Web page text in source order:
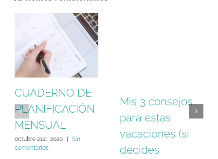
CUADERNO DE
PLANIFICACIÓN
MENSUAL
octubre 21st, 2020
Sin
comentarios
Mis 3 consejos
para estas
vacaciones (si
decides